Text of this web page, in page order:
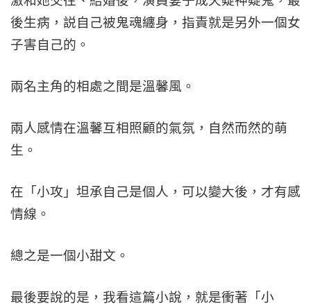
後生病，説自己被鬼魂纏身，指責就是另外一個女
子害自己的。
兩名主角的相處之間是溫馨風。
兩人感情在溫馨互相照顧的氣氛，自然而然的萌
生。
在「小攻」坦承自己是個人，可以變大後，才有感
情線。
總之是一個小甜文。
最後要說的是，我看這篇小說，就是衝著「小